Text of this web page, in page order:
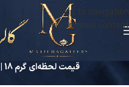
Skip to navigation
Skip to main content
قیمت لحظه‌ای گرم 18 |